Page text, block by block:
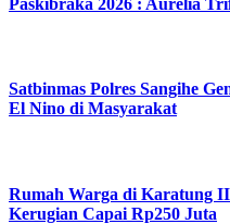
Satbinmas Polres Sangihe
El Nino di Masyarakat
Rumah Warga di Karatung
Kerugian Capai Rp250 Juta